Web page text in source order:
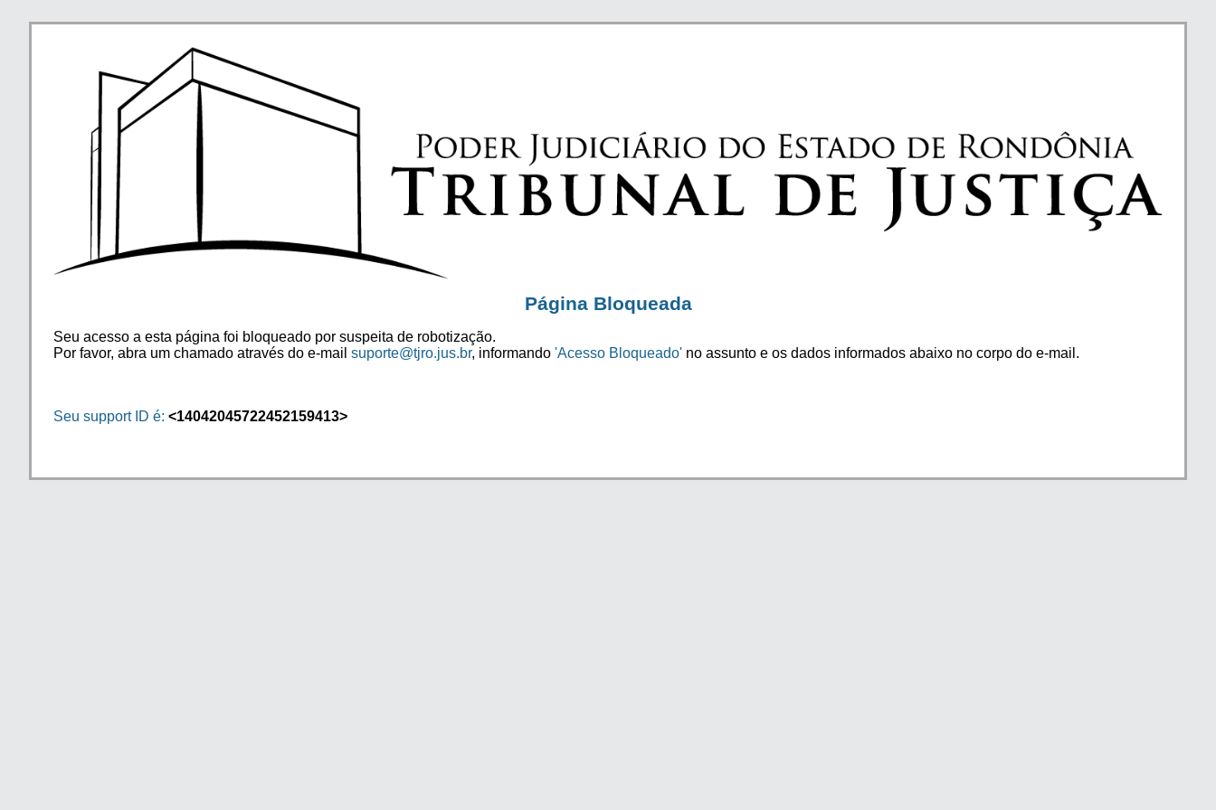
Página Bloqueada
Seu acesso a esta página foi bloqueado por suspeita de robotização.
Por favor, abra um chamado através do e-mail suporte@tjro.jus.br, informando 'Acesso Bloqueado' no assunto e os dados informados abaixo no corpo do e-mail.
Seu support ID é: <14042045722452159413>